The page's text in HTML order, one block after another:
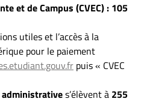
et de Campus (CVEC) : 105
utiles et l’accès à la
pour le paiement
puis « CVEC
s’élèvent à 255